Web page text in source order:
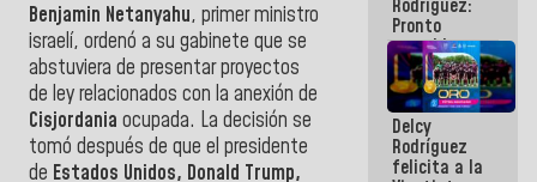
Benjamin Netanyahu, primer ministro
israelí, ordenó a su gabinete que se
abstuviera de presentar proyectos
de ley relacionados con la anexión de
Cisjordania ocupada. La decisión se
tomó después de que el presidente
de Estados Unidos, Donald Trump,
Centroamericanos
Rodríguez:
Pronto
restableceremos
las
operaciones
en el
Aeropuerto
Internacional
de
Delcy
Rodríguez
felicita a la